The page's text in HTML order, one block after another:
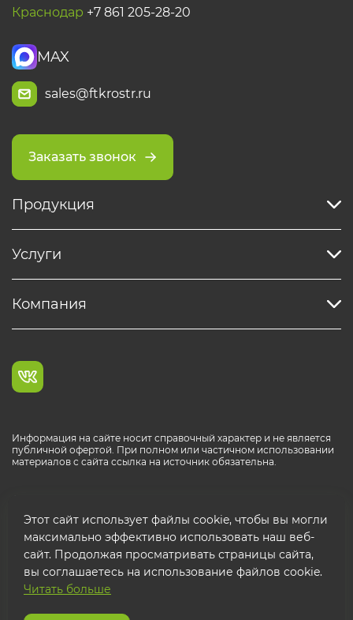
Краснодар +7 861 205-28-20
MAX
sales@ftkrostr.ru
Заказать звонок
Продукция
Услуги
Компания
Информация на сайте носит справочный характер и не является
публичной офертой. При полном или частичном использовании
материалов с сайта ссылка на источник обязательна.
© 2026 ООО "ФТК РОСТР"
Этот сайт использует файлы cookie, чтобы вы могли
максимально эффективно использовать наш веб-
сайт. Продолжая просматривать страницы сайта,
вы соглашаетесь на использование файлов cookie.
Читать больше